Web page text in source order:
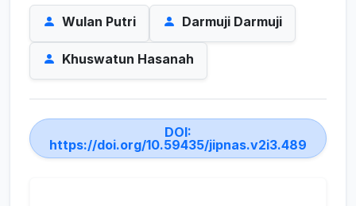
Wulan Putri Darmuji Darmuji
Khuswatun Hasanah
DOI:
https://doi.org/10.59435/jipnas.v2i3.489